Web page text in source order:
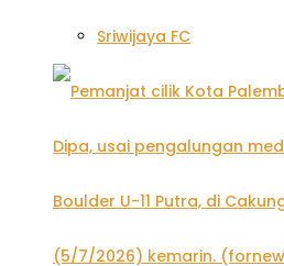
Sriwijaya FC